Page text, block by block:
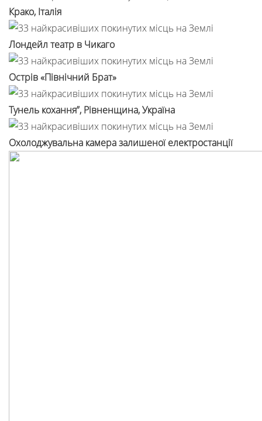
Крако, Італія
Лондейл театр в Чикаго
Острів «Північний Брат»
Тунель кохання”, Рівненщина, Україна
Охолоджувальна камера залишеної електростанції